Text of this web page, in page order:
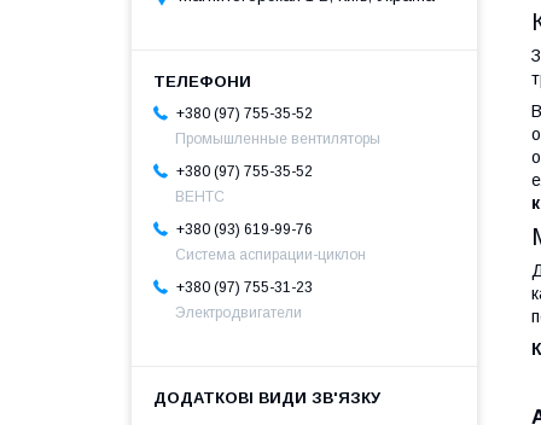
+380 (97) 755-35-52
Промышленные вентиляторы
+380 (97) 755-35-52
ВЕНТС
+380 (93) 619-99-76
Система аспирации-циклон
+380 (97) 755-31-23
Электродвигатели